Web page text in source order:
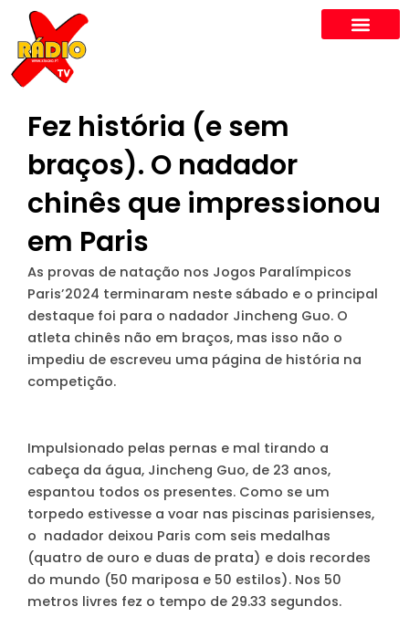
content
Fez história (e sem
braços). O nadador
chinês que impressionou
em Paris
As provas de natação nos Jogos Paralímpicos
Paris’2024 terminaram neste sábado e o principal
destaque foi para o nadador Jincheng Guo. O
atleta chinês não em braços, mas isso não o
impediu de escreveu uma página de história na
competição.
Impulsionado pelas pernas e mal tirando a
cabeça da água, Jincheng Guo, de 23 anos,
espantou todos os presentes. Como se um
torpedo estivesse a voar nas piscinas parisienses,
o nadador deixou Paris com seis medalhas
(quatro de ouro e duas de prata) e dois recordes
do mundo (50 mariposa e 50 estilos). Nos 50
metros livres fez o tempo de 29.33 segundos.